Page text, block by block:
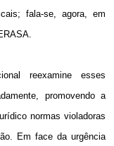
fala-se, agora, em
reexamine esses
promovendo a
normas violadoras
Em face da urgência